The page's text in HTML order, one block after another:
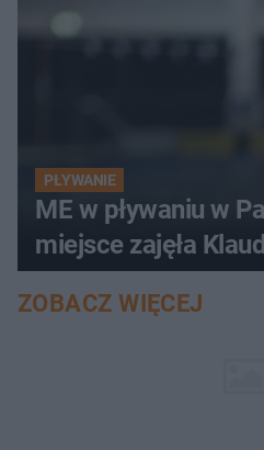
PŁYWANIE
ME w pływaniu w
miejsce zajęła
ZOBACZ WIĘCEJ